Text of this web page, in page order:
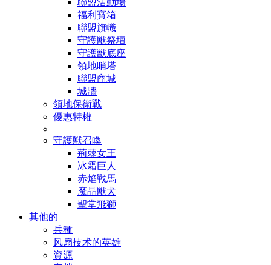
聯盟活動場
福利寶箱
聯盟旗幟
守護獸祭壇
守護獸底座
領地哨塔
聯盟商城
城牆
領地保衛戰
優惠特權
守護獸召喚
荊棘女王
冰霜巨人
赤焰戰馬
魔晶獸犬
聖堂飛獅
其他的
兵種
风扇技术的英雄
資源